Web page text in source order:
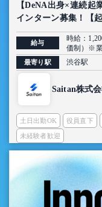
【DeNA出身×連続
インターン募集！【
定】
給与
時給：
価制）※
最寄り駅 渋谷駅
Saitan株式
土日出勤OK 役員直下
未経験者歓迎